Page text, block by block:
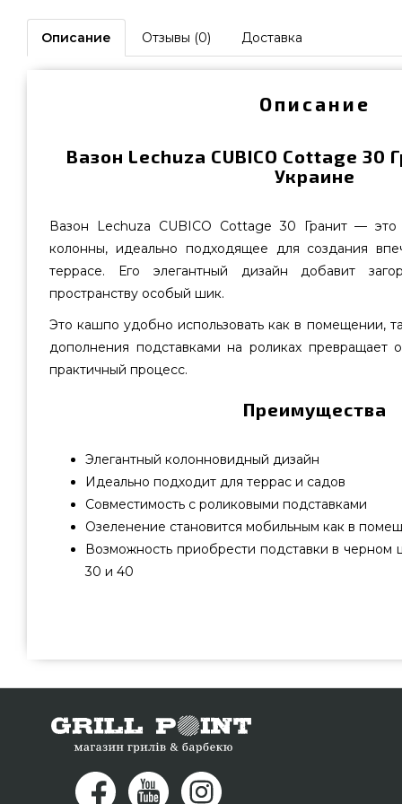
Описание Отзывы (0) Доставка
Описание
Вазон Lechuza CUBICO Cottage 30
Украине
Вазон Lechuza CUBICO Cottage 30 Гранит —
колонны, идеально подходящее для создания
террасе. Его элегантный дизайн добавит
пространству особый шик.
Это кашпо удобно использовать как в помещении,
дополнения подставками на роликах превращает
практичный процесс.
Преимущества
Элегантный колонновидный дизайн
Идеально подходит для террас и садов
Совместимость с роликовыми подставками
Озеленение становится мобильным как в
Возможность приобрести подставки в черном
30 и 40
Гриль Поинт. Заманчивые предложения на Вазоны и
магазина GrillPoint. Наберите прямо сейчас нашим
Хмельницкий